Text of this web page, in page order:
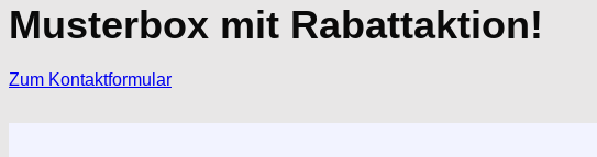
Musterbox mit Rabattaktion!
Zum Kontaktformular